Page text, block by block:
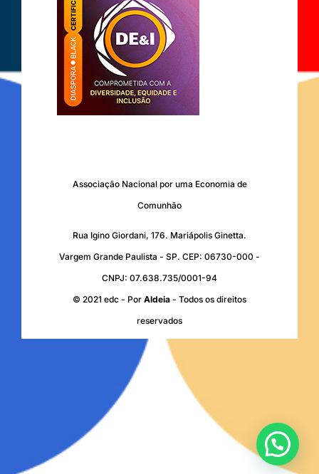
Associação Nacional por uma Economia de
Comunhão
Rua Igino Giordani, 176. Mariápolis Ginetta.
Vargem Grande Paulista - SP. CEP: 06730-000 -
CNPJ: 07.638.735/0001-94
© 2021 edc - Por Aldeia - Todos os direitos
reservados